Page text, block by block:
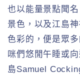
也以能量景點聞
景色，以及江島
色彩的，便是眾
咪們悠閒午睡或
島Samuel